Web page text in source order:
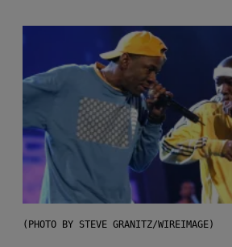
(PHOTO BY STEVE GRANITZ/WIREIMAGE)